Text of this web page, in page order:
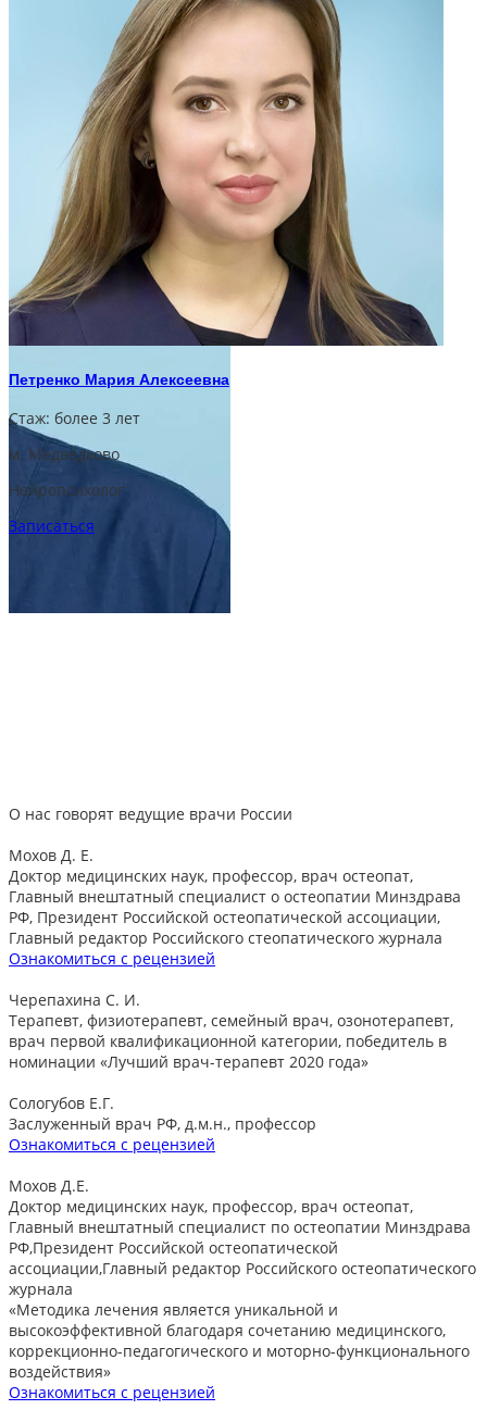
Петренко Мария Алексеевна
Стаж: более 3 лет
м. Медведково
Нейропсихолог
Записаться
О нас говорят ведущие врачи России
Мохов Д. Е.
Доктор медицинских наук, профессор, врач остеопат,
Главный внештатный специалист о остеопатии Минздрава
РФ, Президент Российской остеопатической ассоциации,
Главный редактор Российского стеопатического журнала
Ознакомиться с рецензией
Черепахина С. И.
Терапевт, физиотерапевт, семейный врач, озонотерапевт,
врач первой квалификационной категории, победитель в
номинации «Лучший врач-терапевт 2020 года»
Сологубов Е.Г.
Заслуженный врач РФ, д.м.н., профессор
Ознакомиться с рецензией
Мохов Д.Е.
Доктор медицинских наук, профессор, врач остеопат,
Главный внештатный специалист по остеопатии Минздрава
РФ,Президент Российской остеопатической
ассоциации,Главный редактор Российского остеопатического
журнала
«Методика лечения является уникальной и
высокоэффективной благодаря сочетанию медицинского,
коррекционно-педагогического и моторно-функционального
воздействия»
Ознакомиться с рецензией